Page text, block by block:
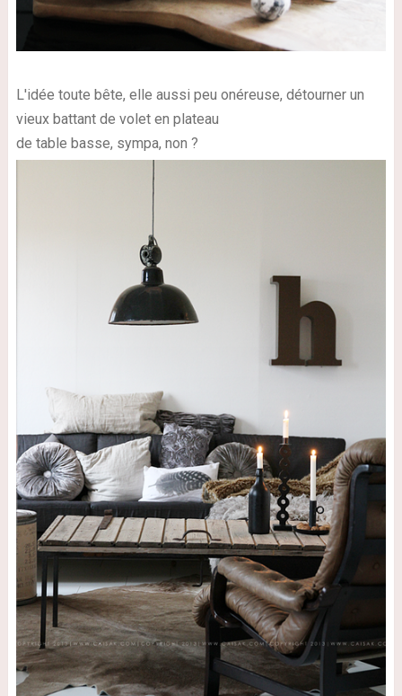
L'idée toute bête, elle aussi peu onéreuse, détourner un
vieux battant de volet en plateau
de table basse, sympa, non ?